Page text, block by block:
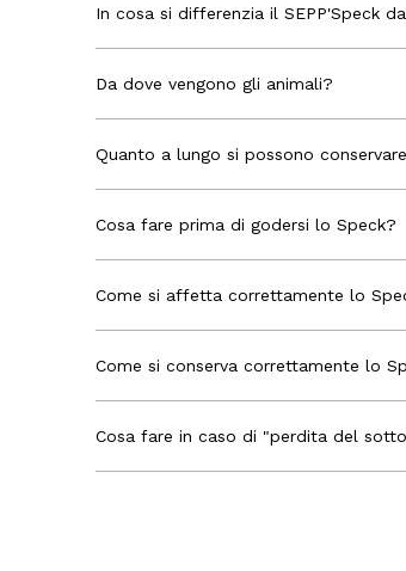
In cosa si differenzia il SEPP'Speck
Da dove vengono gli animali?
Quanto a lungo si possono
Cosa fare prima di godersi lo Speck?
Come si affetta correttamente lo
Come si conserva correttamente lo
Cosa fare in caso di "perdita del